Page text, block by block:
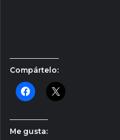
Compártelo:
Me gusta: